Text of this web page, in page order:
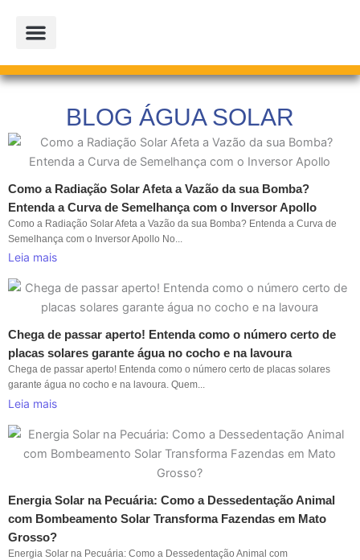
conteúdo
BLOG ÁGUA SOLAR
Como a Radiação Solar Afeta a Vazão da sua Bomba?
Entenda a Curva de Semelhança com o Inversor Apollo
Como a Radiação Solar Afeta a Vazão da sua Bomba? Entenda a Curva de
Semelhança com o Inversor Apollo No...
Leia mais
Chega de passar aperto! Entenda como o número certo de
placas solares garante água no cocho e na lavoura
Chega de passar aperto! Entenda como o número certo de placas solares
garante água no cocho e na lavoura. Quem...
Leia mais
Energia Solar na Pecuária: Como a Dessedentação Animal
com Bombeamento Solar Transforma Fazendas em Mato
Grosso?
Energia Solar na Pecuária: Como a Dessedentação Animal com